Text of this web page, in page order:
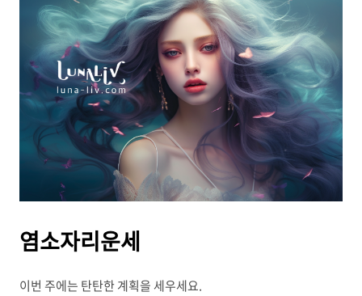
염소자리운세
이번 주에는 탄탄한 계획을 세우세요.